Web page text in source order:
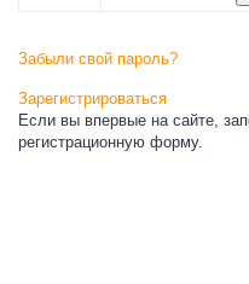
Забыли свой пароль?
Зарегистрироваться
Если вы впервые на сайте,
регистрационную форму.